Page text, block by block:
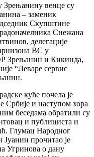
Зрењанину венце су
– заменик
Скупштине
Снежана
делегације
ВС у
Зрењанин и Кикинда,
“Леваре сервис
куће почела је
Србије и наступом хора
беседама обратили су
и публициста и
Глумац Народног
прочитао је
Угринова о дану